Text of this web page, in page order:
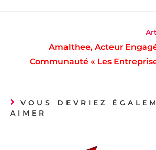
Amalthee, Acteur
Communauté « Les
VOUS DEVRIEZ
AIMER